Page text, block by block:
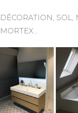
DÉCORATION, SOL,
MORTEX…